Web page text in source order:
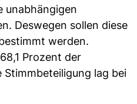
unabhängigen
Deswegen sollen diese
werden.
Prozent der
Stimmbeteiligung lag bei